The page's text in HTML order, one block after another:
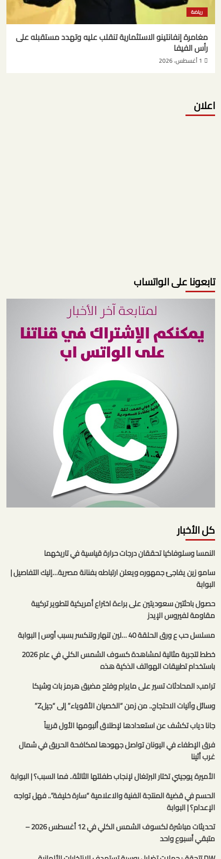
رياضة
مغامرة إنفانتينو الاستثمارية تنقلب عليه وتهدد مستقبله على
رأس الفيفا
1 أغسطس، 2026
اعلان
تابعونا على الواتساب
كل الأخبار
النمسا وسلوفاكيا تحققان درجات حرارة قياسية في تاريخهما
سامو زين يفاجئ جمهوره ويعلن ارتباطه بفنانة مصرية…إليك التفاصيل |
البوابة
حصول باحثتين سعوديتين على براءة اختراع أمريكية لتطوير تركيبة
مقاومة لفيروس الإيدز
مسلسل حب ع ورق الحلقة 40 …لين تنهار وتنكسر بسبب أوس | البوابة
خطط لتجربة مثالية لمشاهدة كسوف الشمس الكلي في عام 2026
باستخدام تطبيقات الهواتف الذكية هذه
ترامب: المحادثات تسير على مايرام وفتح مضيق هرمز بات وشيكا
وسائل وآليات الاحتجاج.. من زمن “الخصيان الأقوياء” إلى “جيلZ”
جانا دياب تكشف عن استعدادها لإطلاق ألبومها الأول قريباً
فرق الإطفاء في اليونان تواصل جهودها لمكافحة الحريق في شمال
غرب أثينا
الأميرة يوجيني تختار البرتغال لإنجاب طفلتها الثالثة.. فما السبب؟ | البوابة
الحسم في قضية المنتجة الفنية والاعلامية “سارة خليفة”.. فهل تواجه
الإعدام؟ | البوابة
تحديثات مباشرة لكسوف الشمس الكلي في 12 أغسطس 2026 –
متبقي أسبوع واحد